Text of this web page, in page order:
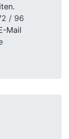
/ 96
Mail